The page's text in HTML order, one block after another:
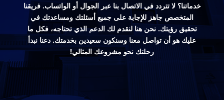
خدماتنا؟ لا تتردد في الاتصال بنا عبر الجوال أو الواتساب. فريقنا
المتخصص جاهز للإجابة على جميع أسئلتك ومساعدتك في
تحقيق رؤيتك. نحن هنا لنقدم لك الدعم الذي تحتاجه، فكل ما
عليك هو أن تواصل معنا وسنكون سعيدين بخدمتك. دعنا نبدأ
رحلتك نحو مشروعك المثالي!